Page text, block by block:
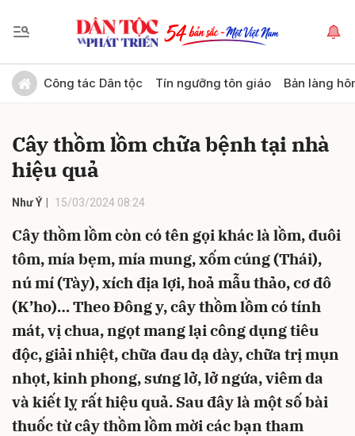
Công tác Dân tộc Tín ngưỡng tôn giáo Bản làng
Cây thồm lồm chữa bệnh tại nhà
hiệu quả
Như Ý 15/03/2024 08:24
Cây thồm lồm còn có tên gọi khác là lồm, đuôi
tôm, mía bẹm, mía mung, xốm cúng (Thái),
nú mí (Tày), xích địa lợi, hoả mẫu thảo, cơ đô
(K’ho)… Theo Đông y, cây thồm lồm có tính
mát, vị chua, ngọt mang lại công dụng tiêu
độc, giải nhiệt, chữa đau dạ dày, chữa trị mụn
nhọt, kinh phong, sưng lở, lở ngứa, viêm da
và kiết lỵ rất hiệu quả. Sau đây là một số bài
thuốc từ cây thồm lồm mời các bạn tham
Gửi bình luận
Hủy Gửi